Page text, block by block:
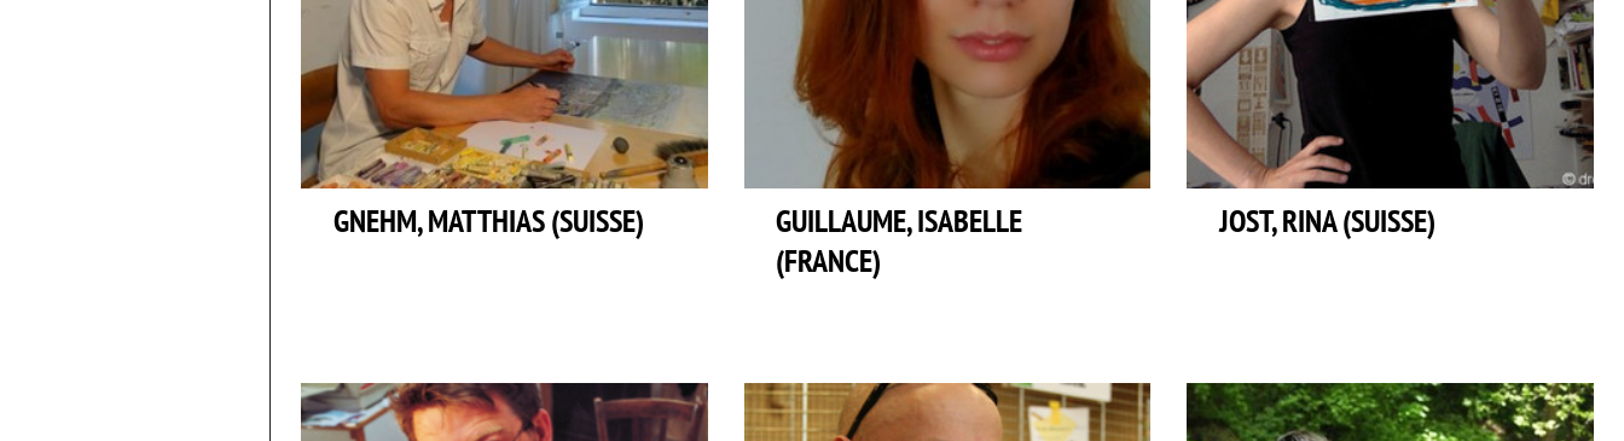
GNEHM, MATTHIAS (SUISSE)
GUILLAUME, ISABELLE
(FRANCE)
JOST, RINA (SUISSE)